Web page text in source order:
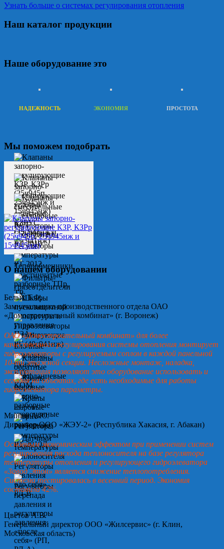
Узнать больше о системах регулирования отопления
Наш каталог продукции
Наше оборудование это
НАДЕЖНОСТЬ ЭКОНОМИЯ ПРОСТОТА
Мы поможем подобрать
О нашем оборудовании
Белых Т.Ф.
Замначальника производственного отдела ОАО
«Домостроительный комбинат» (г. Воронеж)
ОАО «Домостроительный комбинат» для более
качественного регулирования системы отопления монтирует
гидроэлеваторы с регулируемым соплом в каждой панельной
10-ти этажной секции. Несложные монтаж, наладка,
эксплуатация позволяют это оборудование использовать и
сегодня на объектах, где есть необходимые для работы
гидроэлеватора параметры.
Минин А.Ю.
Директор ООО «ЖЭУ-2» (Республика Хакасия, г. Абакан)
Основным экономическим эффектом при применении систем
регулирования расхода теплоносителя на базе регулятора
температуры отопления и регулирующего гидроэлеватора
«Завод Этон» является снижение теплопотребления.
Система тестировалась в весенний период. Экономия
составила 42%.
Цветов А.В.
Генеральный директор ООО «Жилсервис» (г. Клин,
Московская область)